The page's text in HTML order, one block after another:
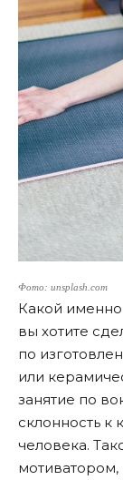
Фото: unsplash.com
Какой именно
вы хотите
по
или
занятие по
склонность к
человека.